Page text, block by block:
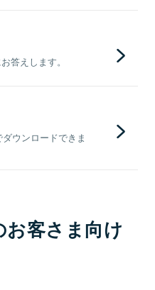
答えします。
ウンロードできま
お客さま向け